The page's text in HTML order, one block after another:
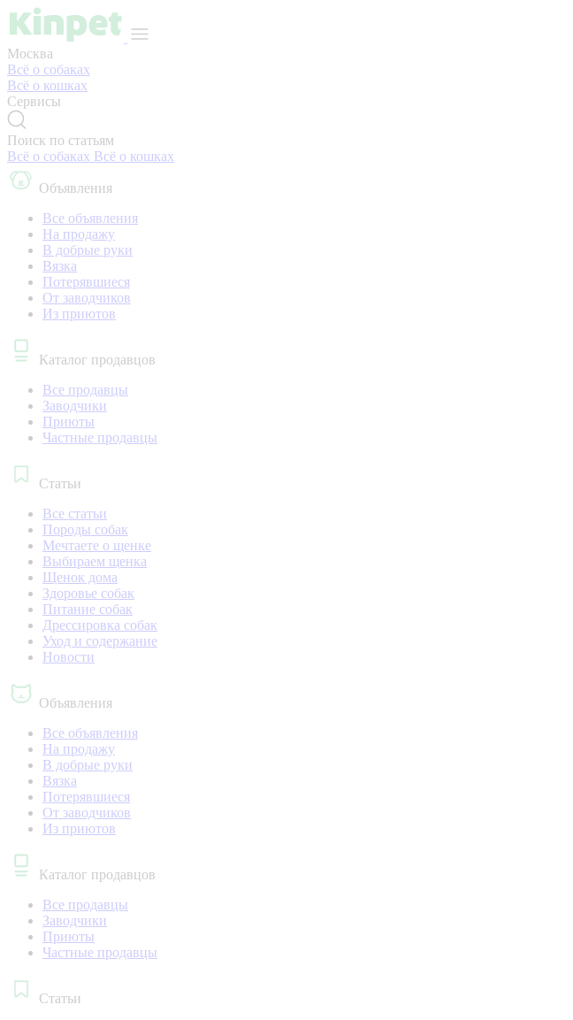
Москва
Всё о собаках
Всё о кошках
Сервисы
Поиск по статьям
Всё о собаках Всё о кошках
Объявления
Все объявления
На продажу
В добрые руки
Вязка
Потерявшиеся
От заводчиков
Из приютов
Каталог продавцов
Все продавцы
Заводчики
Приюты
Частные продавцы
Статьи
Все статьи
Породы собак
Мечтаете о щенке
Выбираем щенка
Щенок дома
Здоровье собак
Питание собак
Дрессировка собак
Уход и содержание
Новости
Объявления
Все объявления
На продажу
В добрые руки
Вязка
Потерявшиеся
От заводчиков
Из приютов
Каталог продавцов
Все продавцы
Заводчики
Приюты
Частные продавцы
Статьи